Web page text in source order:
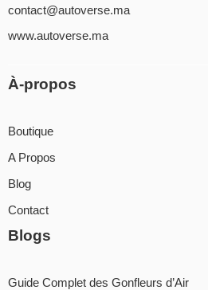
contact@autoverse.ma
www.autoverse.ma
À-propos
Boutique
A Propos
Blog
Contact
Blogs
Guide Complet des Gonfleurs d’Air